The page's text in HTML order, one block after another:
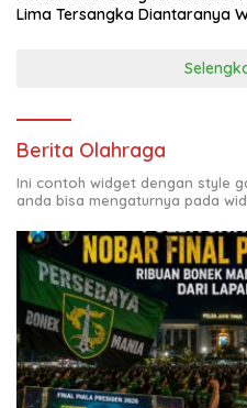
Lima Tersangka Diantaranya
Berita Olahraga
Ini contoh widget dengan style
anda bisa mengaturnya pada